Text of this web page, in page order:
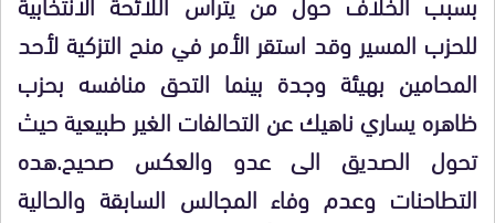
للحزب المسير وقد استقر الأمر في منح التزكية لأحد
المحامين بهيئة وجدة بينما التحق منافسه بحزب
ظاهره يساري ناهيك عن التحالفات الغير طبيعية حيث
تحول الصديق الى عدو والعكس صحيح.هده
التطاحنات وعدم وفاء المجالس السابقة والحالية